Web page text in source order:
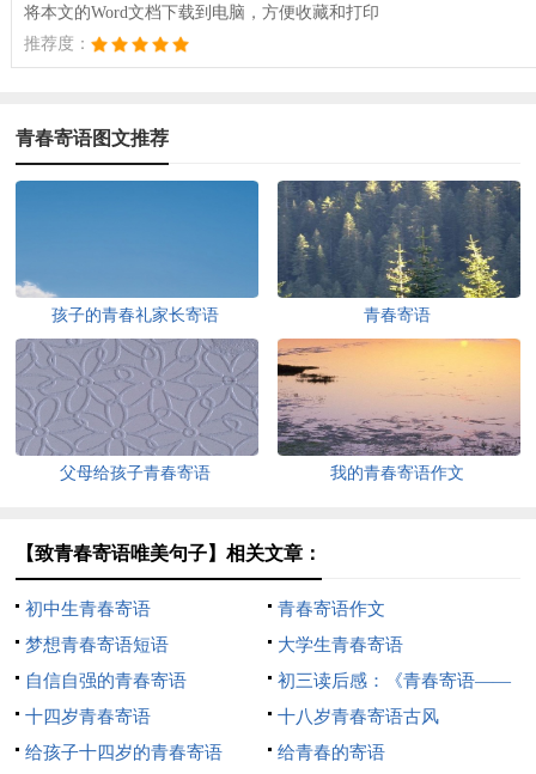
将本文的Word文档下载到电脑，方便收藏和打印
推荐度：
青春寄语图文推荐
孩子的青春礼家长寄语 青春寄语
父母给孩子青春寄语 我的青春寄语作文
【致青春寄语唯美句子】相关文章：
初中生青春寄语
青春寄语作文
梦想青春寄语短语
大学生青春寄语
自信自强的青春寄语
初三读后感：《青春寄语——
送给花季少女的礼物》
十四岁青春寄语
十八岁青春寄语古风
给孩子十四岁的青春寄语
给青春的寄语